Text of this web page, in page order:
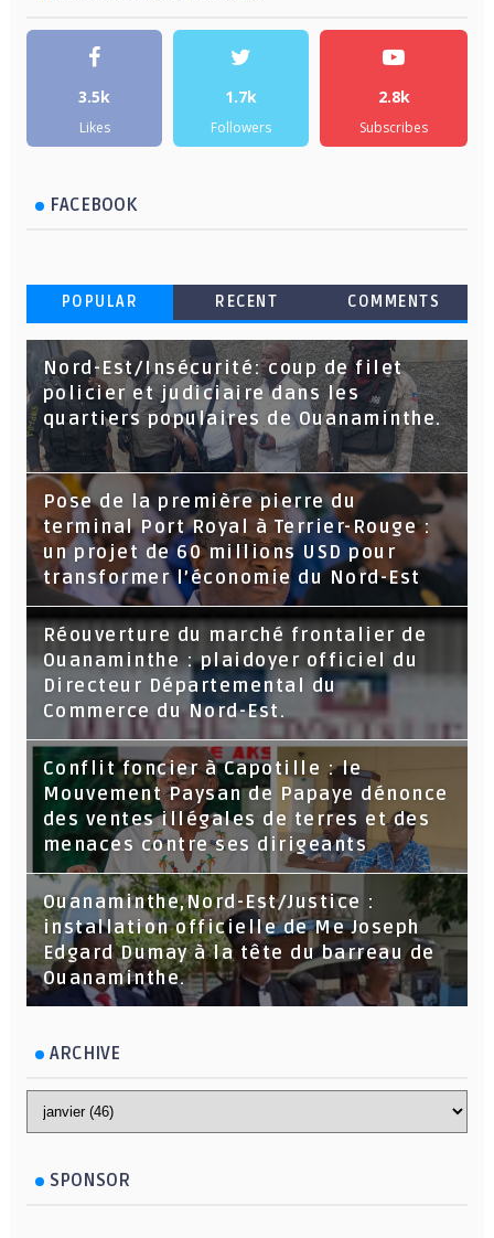
3.5k
Likes
1.7k
Followers
2.8k
Subscribes
FACEBOOK
POPULAR RECENT COMMENTS
Nord-Est/Insécurité: coup de filet
policier et judiciaire dans les
quartiers populaires de Ouanaminthe.
Pose de la première pierre du
terminal Port Royal à Terrier-Rouge :
un projet de 60 millions USD pour
transformer l’économie du Nord-Est
Réouverture du marché frontalier de
Ouanaminthe : plaidoyer officiel du
Directeur Départemental du
Commerce du Nord-Est.
Conflit foncier à Capotille : le
Mouvement Paysan de Papaye dénonce
des ventes illégales de terres et des
menaces contre ses dirigeants
Ouanaminthe,Nord-Est/Justice :
installation officielle de Me Joseph
Edgard Dumay à la tête du barreau de
Ouanaminthe.
ARCHIVE
SPONSOR